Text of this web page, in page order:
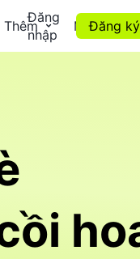
Thêm Mua Coin
Đăng
nhập
Đăng ký